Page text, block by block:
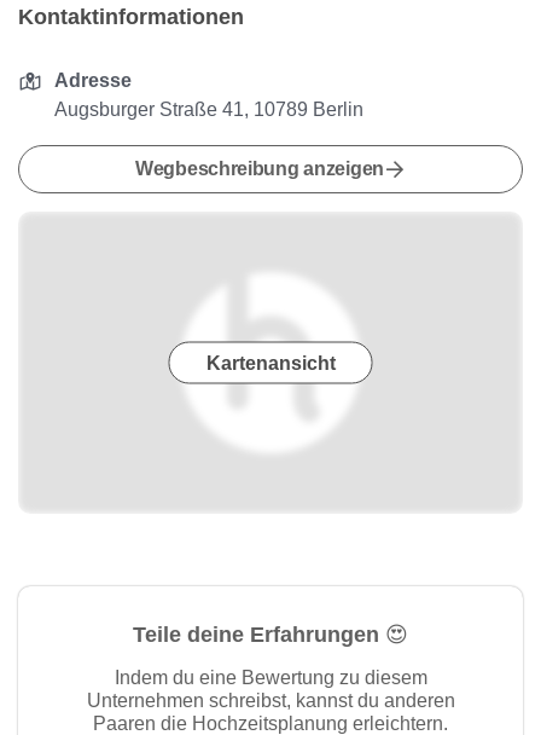
Kontaktinformationen
Adresse
Augsburger Straße 41, 10789 Berlin
Wegbeschreibung anzeigen
Kartenansicht
Teile deine Erfahrungen 😍
Indem du eine Bewertung zu diesem
Unternehmen schreibst, kannst du anderen
Paaren die Hochzeitsplanung erleichtern.